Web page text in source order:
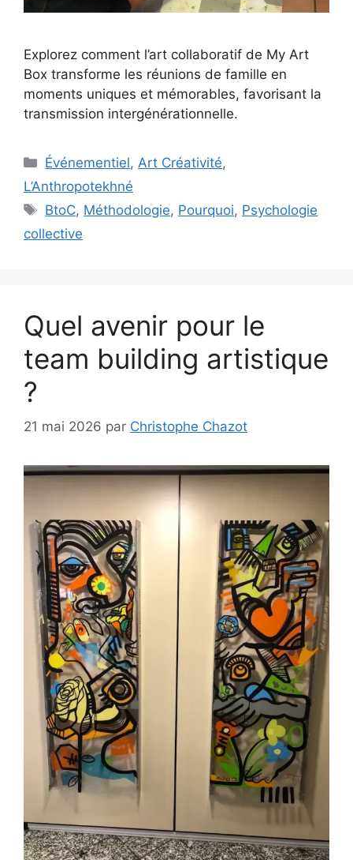
Explorez comment l’art collaboratif de My Art
Box transforme les réunions de famille en
moments uniques et mémorables, favorisant la
transmission intergénérationnelle.
Catégories
Événementiel, Art Créativité,
L’Anthropotekhné
Étiquettes
BtoC, Méthodologie, Pourquoi, Psychologie
collective
Quel avenir pour le
team building artistique
?
21 mai 2026 par Christophe Chazot